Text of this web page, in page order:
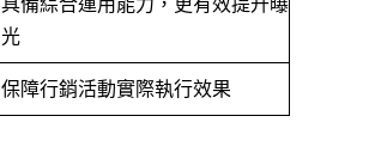
光
保障行銷活動實際執行效果